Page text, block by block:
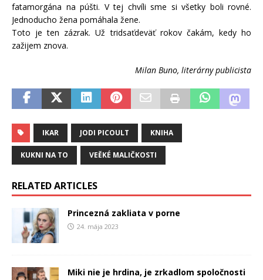
fatamorgána na púšti. V tej chvíli sme si všetky boli rovné.
Jednoducho žena pomáhala žene.
Toto je ten zázrak. Už tridsaťdeväť rokov čakám, kedy ho
zažijem znova.
Milan Buno, literárny publicista
IKAR JODI PICOULT KNIHA
KUKNI NA TO VEĚKÉ MALIČKOSTI
RELATED ARTICLES
Princezná zakliata v porne
24. mája 2023
Miki nie je hrdina, je zrkadlom spoločnosti